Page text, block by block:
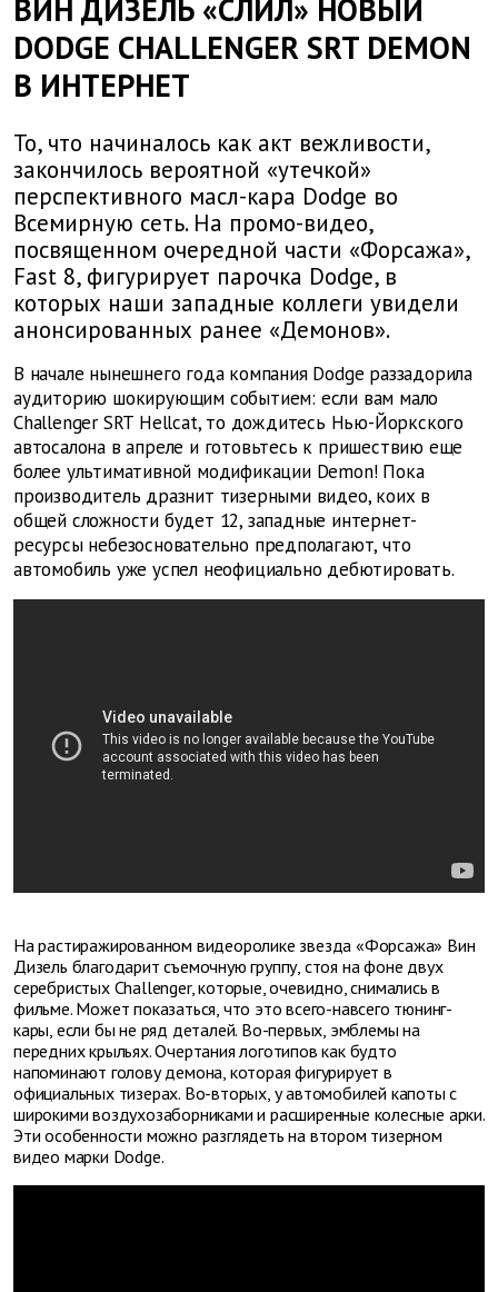
ВИН ДИЗЕЛЬ «СЛИЛ» НОВЫЙ
DODGE CHALLENGER SRT DEMON
В ИНТЕРНЕТ
То, что начиналось как акт вежливости,
закончилось вероятной «утечкой»
перспективного масл-кара Dodge во
Всемирную сеть. На промо-видео,
посвященном очередной части «Форсажа»,
Fast 8, фигурирует парочка Dodge, в
которых наши западные коллеги увидели
анонсированных ранее «Демонов».
В начале нынешнего года компания Dodge раззадорила
аудиторию шокирующим событием: если вам мало
Challenger SRT Hellcat, то дождитесь Нью-Йоркского
автосалона в апреле и готовьтесь к пришествию еще
более ультимативной модификации Demon! Пока
производитель дразнит тизерными видео, коих в
общей сложности будет 12, западные интернет-
ресурсы небезосновательно предполагают, что
автомобиль уже успел неофициально дебютировать.
На растиражированном видеоролике звезда «Форсажа» Вин
Дизель благодарит съемочную группу, стоя на фоне двух
серебристых Challenger, которые, очевидно, снимались в
фильме. Может показаться, что это всего-навсего тюнинг-
кары, если бы не ряд деталей. Во-первых, эмблемы на
передних крыльях. Очертания логотипов как будто
напоминают голову демона, которая фигурирует в
официальных тизерах. Во-вторых, у автомобилей капоты с
широкими воздухозаборниками и расширенные колесные арки.
Эти особенности можно разглядеть на втором тизерном
видео марки Dodge.